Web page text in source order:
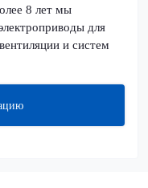
8 лет мы
для
и систем